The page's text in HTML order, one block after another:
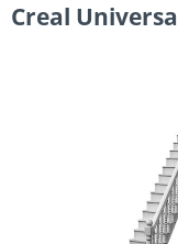
Creal